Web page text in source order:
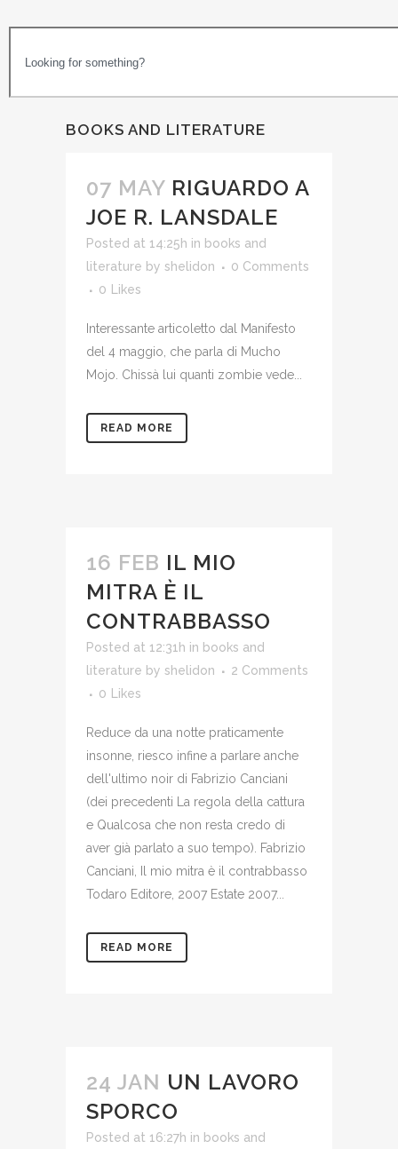
BOOKS AND LITERATURE
07 MAY RIGUARDO A
JOE R. LANSDALE
Posted at 14:25h in books and
literature by shelidon
0 Comments
0
Likes
Interessante articoletto dal Manifesto
del 4 maggio, che parla di Mucho
Mojo. Chissà lui quanti zombie vede...
READ MORE
16 FEB IL MIO
MITRA È IL
CONTRABBASSO
Posted at 12:31h in books and
literature by shelidon
2 Comments
0
Likes
Reduce da una notte praticamente
insonne, riesco infine a parlare anche
dell'ultimo noir di Fabrizio Canciani
(dei precedenti La regola della cattura
e Qualcosa che non resta credo di
aver già parlato a suo tempo). Fabrizio
Canciani, Il mio mitra è il contrabbasso
Todaro Editore, 2007 Estate 2007...
READ MORE
24 JAN UN LAVORO
SPORCO
Posted at 16:27h in books and